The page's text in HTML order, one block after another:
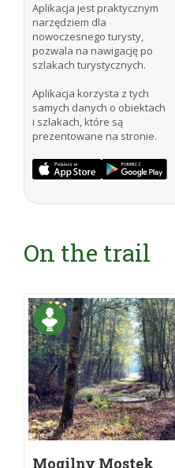
Aplikacja jest praktycznym
narzędziem dla
nowoczesnego turysty,
pozwala na nawigację po
szlakach turystycznych.
Aplikacja korzysta z tych
samych danych o obiektach
i szlakach, które są
prezentowane na stronie.
On the trail
Mogilny Mostek